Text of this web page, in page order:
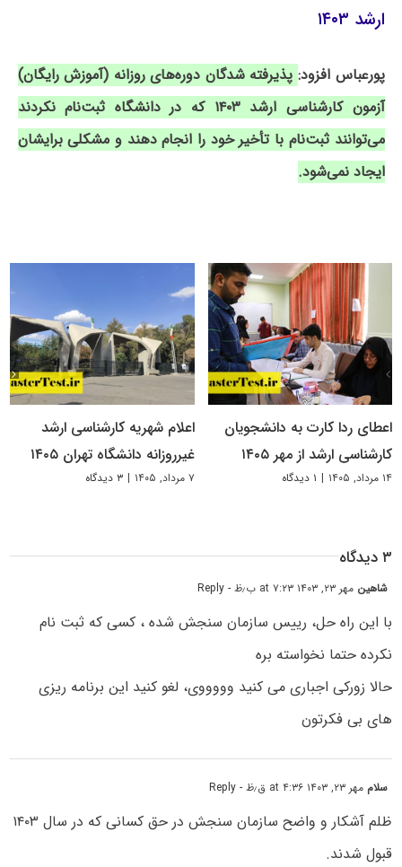
ارشد ۱۴۰۳
پورعباس افزود: پذیرفته شدگان دوره‌های روزانه (آموزش رایگان)
آزمون کارشناسی ارشد ۱۴۰۳ که در دانشگاه ثبت‌نام نکردند
می‌توانند ثبت‌نام با تأخیر خود را انجام دهند و مشکلی برایشان
ایجاد نمی‌شود.
اعطای ردا کارت به دانشجویان
کارشناسی ارشد از مهر ۱۴۰۵
۱۴ مرداد, ۱۴۰۵ | ۱ دیدگاه
اعلام شهریه کارشناسی ارشد
غیرروزانه دانشگاه تهران ۱۴۰۵
۷ مرداد, ۱۴۰۵ | ۳ دیدگاه
۳ دیدگاه
شاهین مهر ۲۳, ۱۴۰۳ at ۷:۲۳ ب٫ظ - Reply
با این راه حل، رییس سازمان سنجش شده ، کسی که ثبت نام
نکرده حتما نخواسته بره
حالا زورکی اجباری می کنید وووووی، لغو کنید این برنامه ریزی
های بی فکرتون
سلام مهر ۲۳, ۱۴۰۳ at ۴:۳۶ ق٫ظ - Reply
ظلم آشکار و واضح سازمان سنجش در حق کسانی که در سال ۱۴۰۳
قبول شدند.